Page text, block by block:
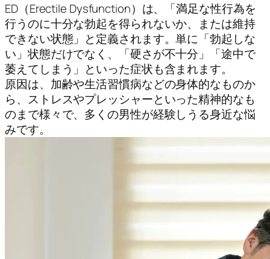
ED（Erectile Dysfunction）は、「満足な性行為を
行うのに十分な勃起を得られないか、または維持
できない状態」と定義されます。単に「勃起しな
い」状態だけでなく、「硬さが不十分」「途中で
萎えてしまう」といった症状も含まれます。
原因は、加齢や生活習慣病などの身体的なものか
ら、ストレスやプレッシャーといった精神的なも
のまで様々で、多くの男性が経験しうる身近な悩
みです。